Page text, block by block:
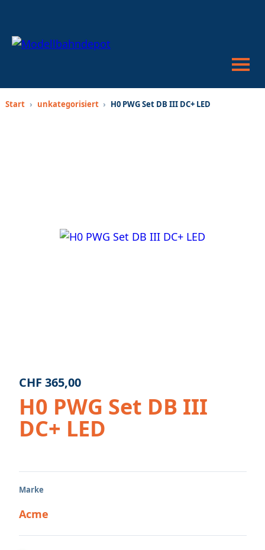
oder
Start › unkategorisiert › H0 PWG Set DB III DC+ LED
CHF 365,00
H0 PWG Set DB III
DC+ LED
Marke
Acme